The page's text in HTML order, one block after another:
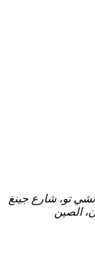
تشي تو، شارع جينغ
الصين